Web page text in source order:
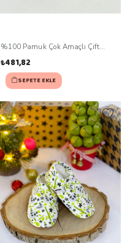
%100 Pamuk Çok Amaçlı Çift
₺481,82
SEPETE EKLE